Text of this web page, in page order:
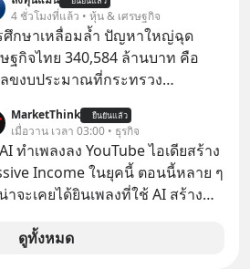
อของอาณาจักรที่จ้องจะทำลายมัน
ถึงขั้นต้องเขียนจดหมายเปิดผนึก
องคนทั้งอินเทอร์เน็ตให้ช่วยหยุดยั้ง
ารควบรวม
ารครั้งประวัติศาสตร์? ยักษ์ใหญ่
ซื้อไปพัฒนาต่อ หรือแค่ซื้อไป “ฆ่า”
นทางกันแน่? และทำไมจุดจบของ
งนี้ ถึงเป็นการฆาตกรรมแบบสโลว์
ที่ไม่มีแม้แต่ศพให้เห็น? เลือกฟัง
าม PodCast ช่อง Geek Forever’s
MizuMi, KARMART, อิชิตัน
ชร์ความรู้การสร้างธุรกิจ
4 ชั่วโมงที่แล้ว • หุ้น & เศรษฐกิจ
ศึกษาเหลื่อมล้ำ ปัญหาใหญ่ฉุด
ษฐกิจไทย 340,584 ล้านบาท คือ
ลขงบประมาณที่กระทรวง
ายประจำปี 2568 ซึ่งมากที่สุดเป็น
บ 2 รองจากกระทรวงการคลัง
MarketThink ยืนยันแล้ว
เมื่อวาน เวลา 03:00 • ธุรกิจ
ทำเพลงลง YouTube ไอเดียสร้าง
Income ในยุคนี้ ตอนนี้หลาย ๆ
าจะเคยได้ยินเพลงที่ใช้ AI สร้าง
เรา” จากช่องชื่อว่า UNHEARD
ดูทั้งหมด